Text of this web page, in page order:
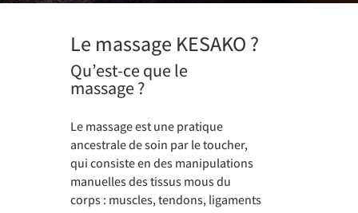
Le massage KESAKO ?
Qu’est-ce que le
massage ?
Le massage est une pratique
ancestrale de soin par le toucher,
qui consiste en des manipulations
manuelles des tissus mous du
corps : muscles, tendons, ligaments